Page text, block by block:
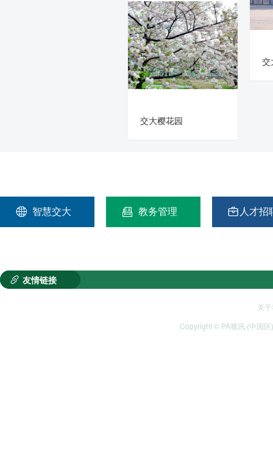
交大樱花园
交
 智慧交大  教务管理 人才招
 友情链接
关
Copyright © PA视讯·(中国